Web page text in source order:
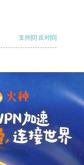
支持[0] 反对[0]
支持 [0] 反对[0]